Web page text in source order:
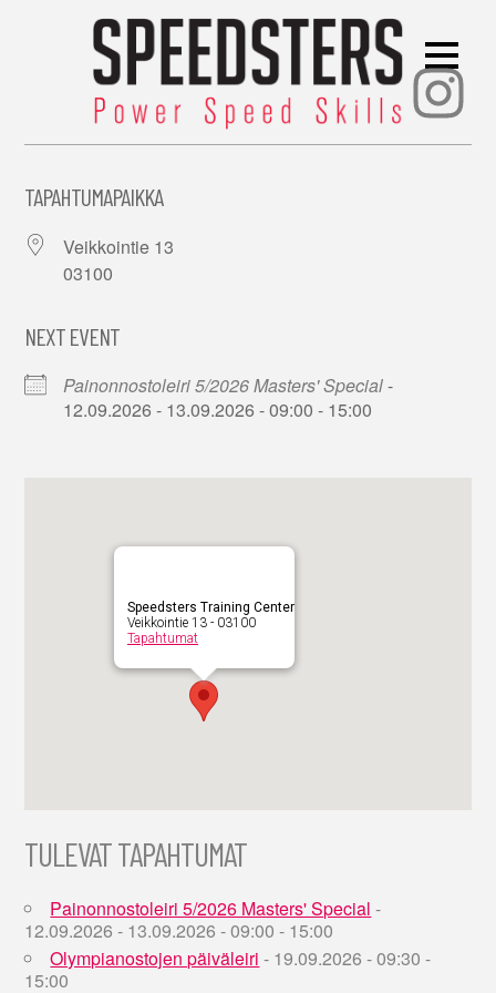
TAPAHTUMAPAIKKA
Veikkointie 13
03100
NEXT EVENT
Painonnostoleiri 5/2026 Masters' Special-
12.09.2026 - 13.09.2026 - 09:00 - 15:00
Speedsters Training Center
Veikkointie 13 - 03100
Tapahtumat
TULEVAT TAPAHTUMAT
Painonnostoleiri 5/2026 Masters' Special -
12.09.2026 - 13.09.2026 - 09:00 - 15:00
Olympianostojen päiväleiri - 19.09.2026 - 09:30 -
15:00